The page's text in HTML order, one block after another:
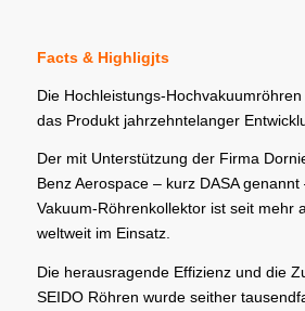
Facts & Highligjts
Die Hochleistungs-
das Produkt jahrzehntelanger
Der mit Unterstützung der Firma
Benz Aerospace – kurz DASA genannt
Vakuum-Röhrenkollektor ist seit mehr
weltweit im Einsatz.
Die herausragende Effizienz und die
SEIDO Röhren wurde seither